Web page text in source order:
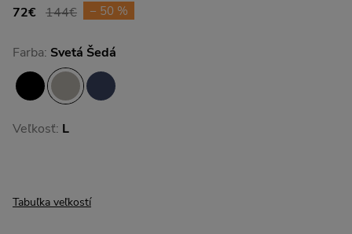
72€ 144€ − 50 %
Farba: Svetá Šedá
Veľkosť: L
Tabuľka veľkostí